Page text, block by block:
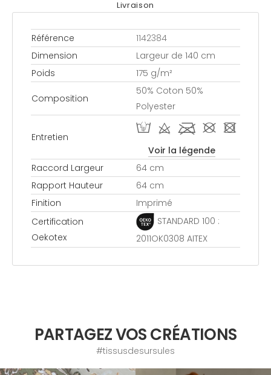
Livraison
Référence
1142384
Dimension
Largeur de 140 cm
Poids
175 g/m²
Composition
50% Coton 50%
Polyester
Entretien
W d l # -
Voir la légende
Raccord Largeur
64 cm
Rapport Hauteur
64 cm
Finition
Imprimé
Certification
Oekotex
STANDARD 100 :
2011OK0308 AITEX
PARTAGEZ VOS CRÉATIONS
#tissusdesursules